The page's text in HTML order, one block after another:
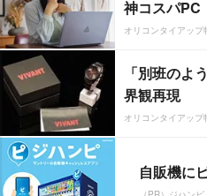
神コスパPC
オリコンタイアップ
「別班のよ
界観再現
オリコンタイアップ
自販機に